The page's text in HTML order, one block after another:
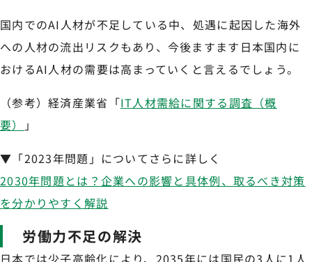
国内でのAI人材が不足している中、処遇に起因した海外
への人材の流出リスクもあり、今後ますます日本国内に
おけるAI人材の需要は高まっていくと言えるでしょう。
（参考）経済産業省「IT人材需給に関する調査（概
要）
」
▼「2023年問題」についてさらに詳しく
2030年問題とは？企業への影響と具体例、取るべき対策
を分かりやすく解説
労働力不足の解決
日本では少子高齢化により、2035年には国民の3人に1人